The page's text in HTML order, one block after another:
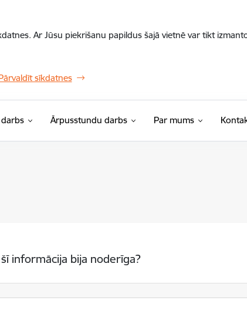
Ar Jūsu piekrišanu papildus šajā vietnē var tikt
sīkdatnes
Ārpusstundu darbs Par mums
informācija bija noderīga?